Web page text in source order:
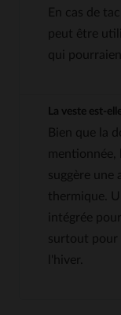
En cas de
peut être
qui
La veste est-
Bien que la
mentionnée,
suggère une
thermique.
intégrée
surtout pour
l'hiver.